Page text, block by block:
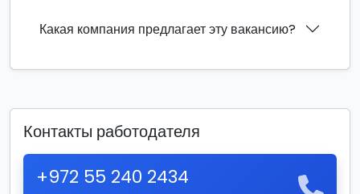
Какая компания предлагает эту вакансию?
Контакты работодателя
+972 55 240 2434